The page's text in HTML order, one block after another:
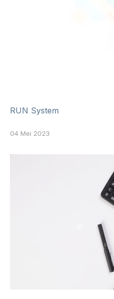
RUN System
04 Mei 2023